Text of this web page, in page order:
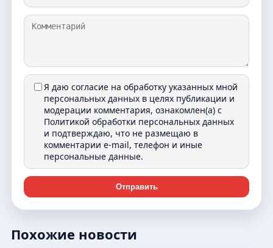
Я даю согласие на обработку указанных мной
персональных данных в целях публикации и
модерации комментария, ознакомлен(а) с
Политикой обработки персональных данных
и подтверждаю, что не размещаю в
комментарии e-mail, телефон и иные
персональные данные.
Отправить
Похожие новости